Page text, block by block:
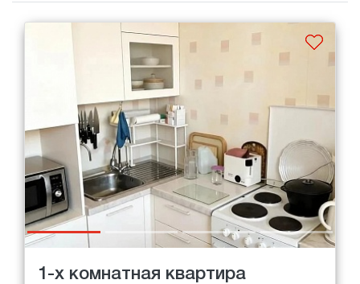
1-х комнатная квартира